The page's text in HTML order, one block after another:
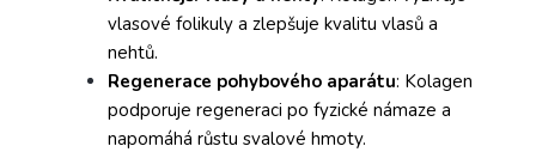
vlasové folikuly a zlepšuje kvalitu vlasů a
nehtů.
Regenerace pohybového aparátu: Kolagen
podporuje regeneraci po fyzické námaze a
napomáhá růstu svalové hmoty.